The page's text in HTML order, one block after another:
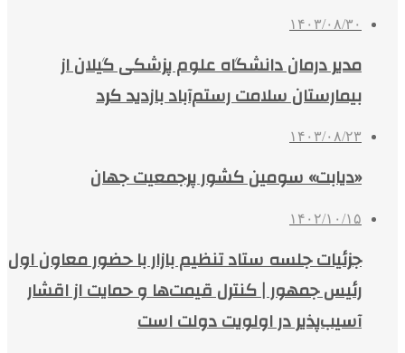
۱۴۰۳/۰۸/۳۰
مدیر درمان دانشگاه علوم پزشکی گیلان از
بیمارستان سلامت رستم‌آباد بازدید کرد
۱۴۰۳/۰۸/۲۳
«دیابت» سومین کشور پرجمعیت جهان
۱۴۰۲/۱۰/۱۵
جزئیات جلسه ستاد تنظیم بازار با حضور معاون اول
رئیس جمهور | کنترل قیمت‌ها و حمایت از اقشار
آسیب‌پذیر در اولویت دولت است